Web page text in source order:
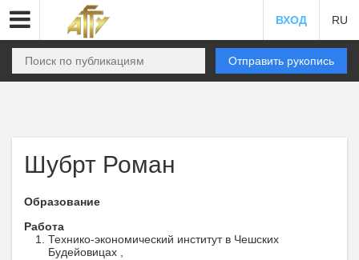
ВХОД RU
Отправить рукопись
Шубрт Роман
Образование
Работа
Технико-экономический институт в Чешских
Будейовицах ,